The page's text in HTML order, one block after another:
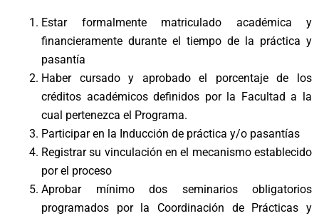
Estar formalmente matriculado académica y
financieramente durante el tiempo de la práctica y
pasantía
Haber cursado y aprobado el porcentaje de los
créditos académicos definidos por la Facultad a la
cual pertenezca el Programa.
Participar en la Inducción de práctica y/o pasantías
Registrar su vinculación en el mecanismo establecido
por el proceso
Aprobar mínimo dos seminarios obligatorios
programados por la Coordinación de Prácticas y